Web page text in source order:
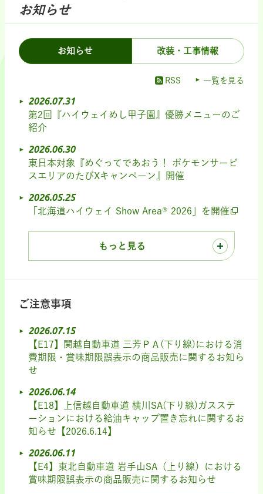
お知らせ
お知らせ 改装・工事情報
RSS 一覧を見る
2026.07.31
第2回『ハイウェイめし甲子園』優勝メニューのご
紹介
2026.06.30
東日本対象『めぐってであおう！ ポケモンサービ
スエリアのたびXキャンペーン』開催
2026.05.25
「北海道ハイウェイ Show Area® 2026」を開催
もっと見る
ご注意事項
2026.07.15
【E17】関越自動車道 三芳ＰＡ(下り線)における消
費期限・賞味期限誤表示の商品販売に関するお知ら
せ
2026.06.14
【E18】上信越自動車道 横川SA(下り線)ガスステ
ーションにおける給油キャップ置き忘れに関するお
知らせ【2026.6.14】
2026.06.11
【E4】東北自動車道 岩手山SA（上り線）における
賞味期限誤表示の商品販売に関するお知らせ